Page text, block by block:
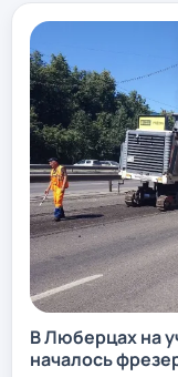
В Люберцах на
началось